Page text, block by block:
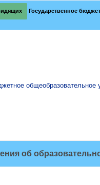
Государственное
об